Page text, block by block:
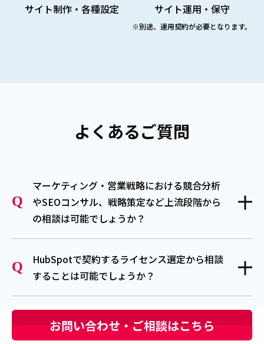
サイト制作・各種設定
サイト運用・保守
※別途、運用契約が必要となります。
よくあるご質問
マーケティング・営業戦略における競合分析
やSEOコンサル、戦略策定など上流段階から
の相談は可能でしょうか？
HubSpotで契約するライセンス選定から相談
することは可能でしょうか？
トの運用や改修、導入支援のみを依頼するこ
お問い合わせ・ご相談はこちら